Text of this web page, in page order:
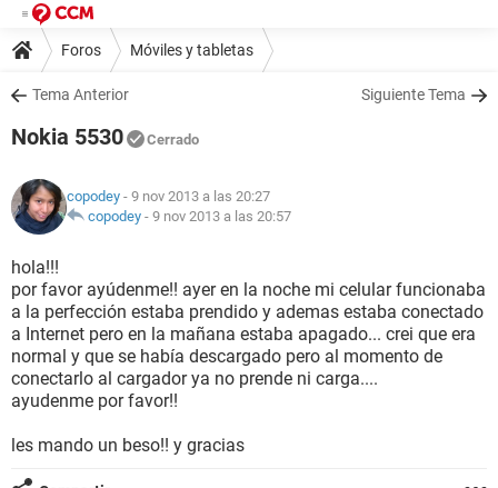
Foros Móviles y tabletas
Tema Anterior Siguiente Tema
Nokia 5530 Cerrado
copodey - 9 nov 2013 a las 20:27
copodey - 9 nov 2013 a las 20:57
hola!!!
por favor ayúdenme!! ayer en la noche mi celular funcionaba
a la perfección estaba prendido y ademas estaba conectado
a Internet pero en la mañana estaba apagado... crei que era
normal y que se había descargado pero al momento de
conectarlo al cargador ya no prende ni carga....
ayudenme por favor!!
les mando un beso!! y gracias